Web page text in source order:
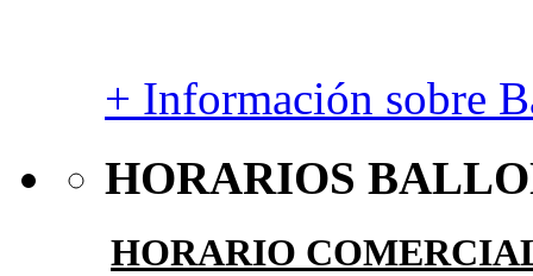
+ Información sobre
HORARIOS
HORARIO